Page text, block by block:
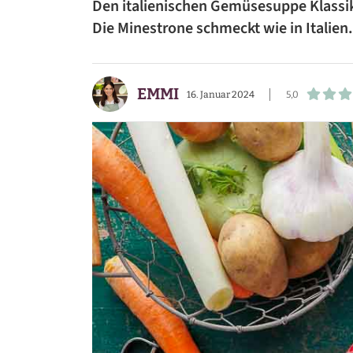
BEILAGEN
DESSERTS
SNACKS
FRÜHSTÜCK
GETRÄNKE
Den italienischen Gemüsesuppe
Die Minestrone schmeckt wie in Italien.
EMMI 16. Januar 2024 5,0